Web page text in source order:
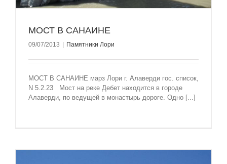
МОСТ В САНАИНЕ
09/07/2013 Памятники Лори
МОСТ В САНАИНЕ марз Лори г. Алаверди гос. список,
N 5.2.23 Мост на реке Дебет находится в городе
Алаверди, по ведущей в монастырь дороге. Одно [...]